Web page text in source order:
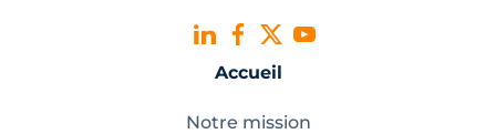
Accueil
Notre mission